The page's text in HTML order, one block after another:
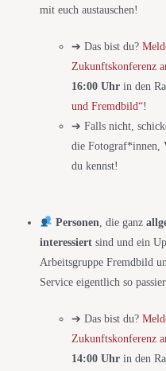
mit euch austauschen!
➔ Das bist du?
Zukunftskonferenz
16:00 Uhr in den
und Fremdbild“!
➔ Falls nicht,
die
du kennst!
Personen , die ganz
interessiert sind und ein
Arbeitsgruppe Fremdbild
Service eigentlich so
➔ Das bist du?
Zukunftskonferenz
14:00 Uhr in den